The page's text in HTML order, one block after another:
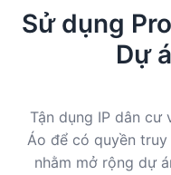
Sử dụng
Dự
Tận dụng IP dân
Áo để có quyền
nhằm mở rộng dự